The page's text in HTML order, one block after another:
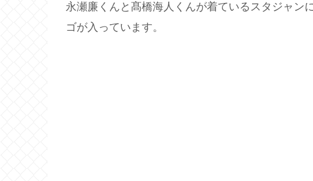
永瀬廉くんと髙橋海人くんが着ているスタジャン
ゴが入っています。